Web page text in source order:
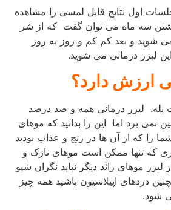
اول نتایج قابل لمسی را مشاهده
سه ماه می توان گفت که از شر
شوید و بعد کم کم و روز به روز
لیزر درمانی می شوید.
ارزش دارد؟
لیزر درمانی همه و صد درصد
نمی برد اما این را بدانید که موهای
که از آن ها در رنج و عذاب بودید
که تنها ممکن است موهای نازک و
لیزر موهای زائد دیگر نباید نگران شیو
دردهای اپیلاسیون باشید همه چیز
شود.